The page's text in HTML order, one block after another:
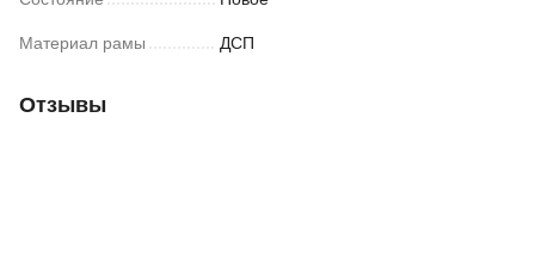
Материал рамы ДСП
Отзывы